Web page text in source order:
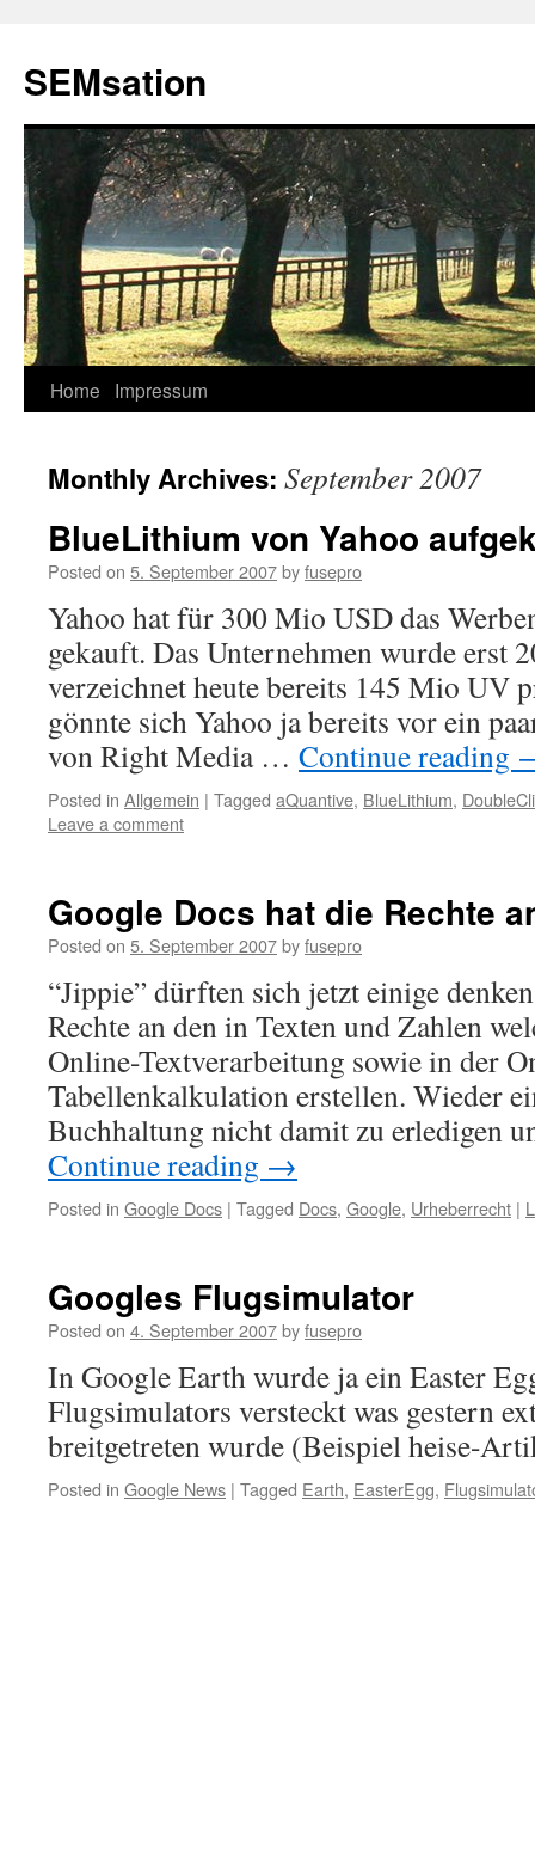
SEMsation
Skip
content
Home Impressum
Monthly Archives: September 2007
BlueLithium von Yahoo
Posted on 5. September 2007byfusepro
Yahoo hat für 300 Mio USD das
gekauft. Das Unternehmen wurde erst
verzeichnet heute bereits 145 Mio UV
gönnte sich Yahoo ja bereits vor ein
von Right Media … Continue reading
Posted in Allgemein | Tagged aQuantive, BlueLithium,
Leave a comment
Google Docs hat die Rechte
Posted on 5. September 2007byfusepro
“Jippie” dürften sich jetzt einige
Rechte an den in Texten und Zahlen
Online-Textverarbeitung sowie in der
Tabellenkalkulation erstellen. Wieder
Buchhaltung nicht damit zu erledigen
Continue reading →
Posted in Google Docs | Tagged Docs, Google, Urheberrecht |
Googles Flugsimulator
Posted on 4. September 2007byfusepro
In Google Earth wurde ja ein Easter
Flugsimulators versteckt was gestern
breitgetreten wurde (Beispiel heise-
Posted in Google News | Tagged Earth, EasterEgg,